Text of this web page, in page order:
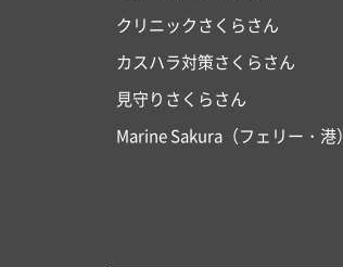
クリニックさくらさん
カスハラ対策さくらさん
見守りさくらさん
Marine Sakura（フェリー・港）